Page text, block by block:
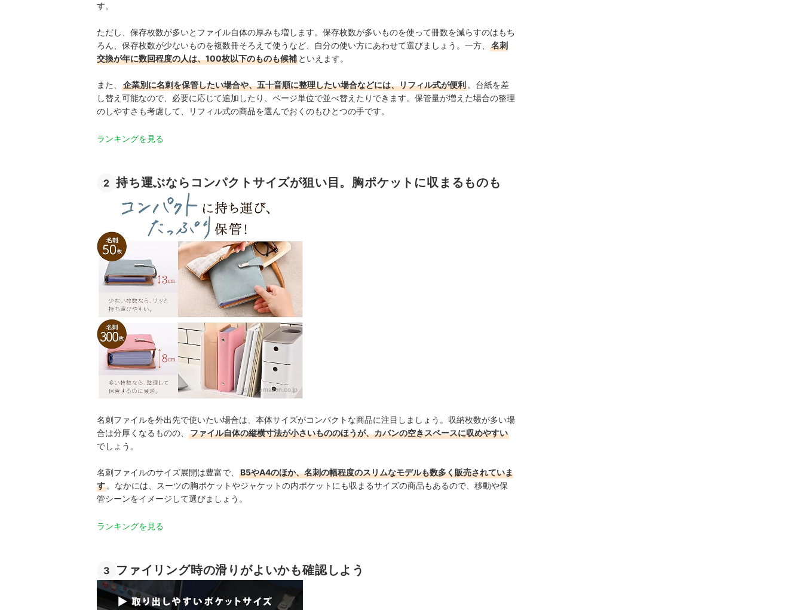
す。
ただし、保存枚数が多いとファイル自体の厚みも増します。保存枚数が多いものを使って冊数を減らすのはもち
ろん、保存枚数が少ないものを複数冊そろえて使うなど、自分の使い方にあわせて選びましょう。一方、
名刺
交換が年に数回程度の人は、100枚以下のものも候補 といえます。
また、 企業別に名刺を保管したい場合や、五十音順に整理したい場合などには、リフィル式が便利 。台紙を差
し替え可能なので、必要に応じて追加したり、ページ単位で並べ替えたりできます。保管量が増えた場合の整理
のしやすさも考慮して、リフィル式の商品を選んでおくのもひとつの手です。
ランキングを見る
2 持ち運ぶならコンパクトサイズが狙い目。胸ポケットに収まるものも
出典： amazon.co.jp
名刺ファイルを外出先で使いたい場合は、本体サイズがコンパクトな商品に注目しましょう。収納枚数が多い場
合は分厚くなるものの、
ファイル自体の縦横寸法が小さいもののほうが、カバンの空きスペースに収めやすい
でしょう。
名刺ファイルのサイズ展開は豊富で、
B5やA4のほか、名刺の幅程度のスリムなモデルも数多く販売されていま
す 。なかには、スーツの胸ポケットやジャケットの内ポケットにも収まるサイズの商品もあるので、移動や保
管シーンをイメージして選びましょう。
ランキングを見る
3 ファイリング時の滑りがよいかも確認しよう